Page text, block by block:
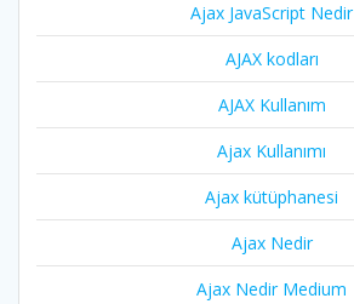
Ajax JavaScript Nedir
AJAX kodları
AJAX Kullanım
Ajax Kullanımı
Ajax kütüphanesi
Ajax Nedir
Ajax Nedir Medium